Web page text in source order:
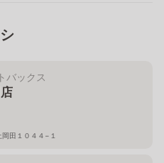
バックス
田１０４４−１